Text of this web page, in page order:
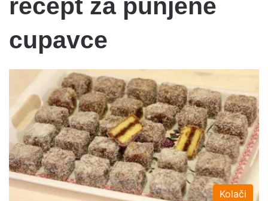
recept za punjene
cupavce
Kolači